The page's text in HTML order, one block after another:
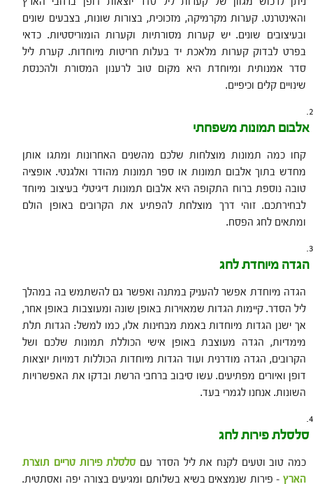
והאינטרנט. קערות מקרמיקה, מזכוכית, בצורות שונות, בצבעים שונים
ובעיצובים שונים. יש קערות מסורתיות וקערות הומוריסטיות. כדאי
בפרט לבדוק קערות מלאכת יד בעלות חריטות מיוחדות. קערת ליל
סדר אמנותית ומיוחדת היא מקום טוב לרענון המסורת ולהכנסת
שינויים קלים וכיפיים.
אלבום תמונות משפחתי
קחו כמה תמונות מוצלחות שלכם מהשנים האחרונות ומתגו אותן
מחדש בתוך אלבום תמונות או ספר תמונות מהודר ואלגנטי. אופציה
טובה נוספת ברוח התקופה היא אלבום תמונות דיגיטלי בעיצוב מיוחד
לבחירתכם. זוהי דרך מוצלחת להפתיע את הקרובים באופן הולם
ומתאים לחג הפסח.
הגדה מיוחדת לחג
הגדה מיוחדת אפשר להעניק במתנה ואפשר גם להשתמש בה במהלך
ליל הסדר. קיימות הגדות שמאוירות באופן שונה ומעוצבות באופן אחר,
אך ישנן הגדות מיוחדות באמת מבחינות אלו, כמו למשל: הגדות תלת
מימדיות, הגדה מעוצבת באופן אישי הכוללת תמונות שלכם ושל
הקרובים, הגדה מודרנית ועוד הגדות מיוחדות הכוללות דמויות יוצאות
דופן ואיורים מפתיעים. עשו סיבוב ברחבי הרשת ובדקו את האפשרויות
השונות. אנחנו לגמרי בעד.
סלסלת פירות לחג
כמה טוב וטעים לקנח את ליל הסדר עם סלסלת פירות טריים תוצרת
הארץ – פירות שנמצאים בשיא בשלותם ומגיעים בצורה יפה ואסתטית.